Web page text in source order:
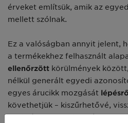
érveket említsük, amik az
mellett szólnak.
Ez a valóságban annyit jelent,
a termékekhez felhasznált
ellenőrzött körülmények
nélkül generált egyedi
egyes árucikk mozgását
követhetjük – kiszűrhetővé,